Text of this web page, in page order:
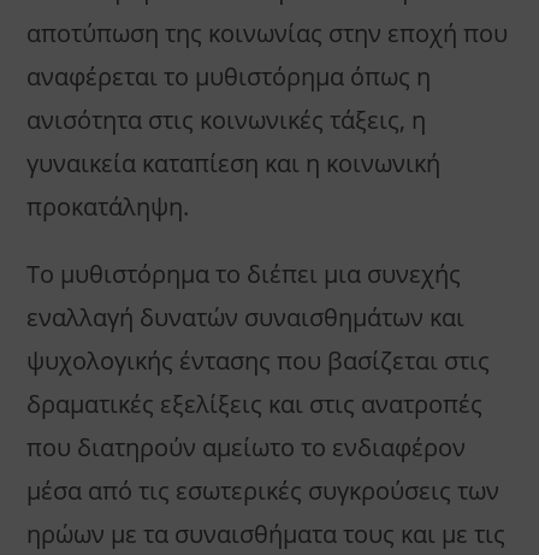
αποτύπωση της κοινωνίας στην εποχή που
αναφέρεται το μυθιστόρημα όπως η
ανισότητα στις κοινωνικές τάξεις, η
γυναικεία καταπίεση και η κοινωνική
προκατάληψη.
Το μυθιστόρημα το διέπει μια συνεχής
εναλλαγή δυνατών συναισθημάτων και
ψυχολογικής έντασης που βασίζεται στις
δραματικές εξελίξεις και στις ανατροπές
που διατηρούν αμείωτο το ενδιαφέρον
μέσα από τις εσωτερικές συγκρούσεις των
ηρώων με τα συναισθήματα τους και με τις